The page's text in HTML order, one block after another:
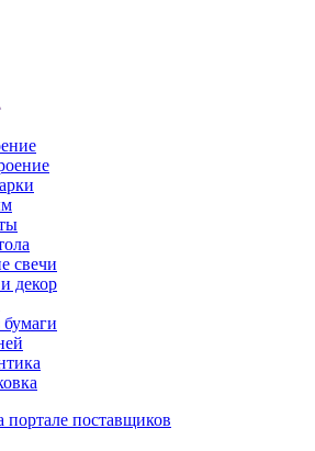
свечи
декор
портале поставщиков